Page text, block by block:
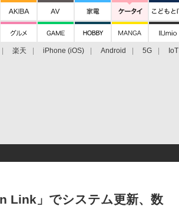
楽天 iPhone (iOS) Android 5G IoT
Link」でシステム更新、数